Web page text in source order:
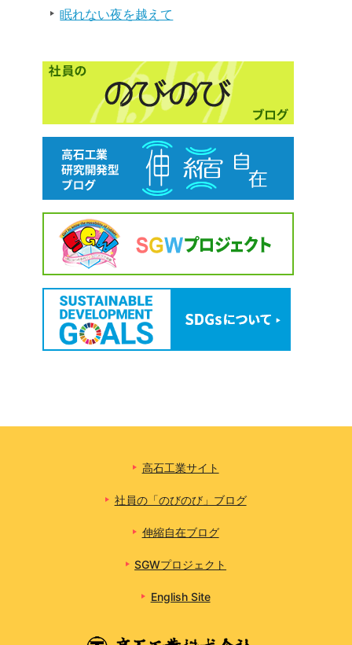
眠れない夜を越えて
高石工業サイト
社員の「のびのび」ブログ
伸縮自在ブログ
SGWプロジェクト
English Site